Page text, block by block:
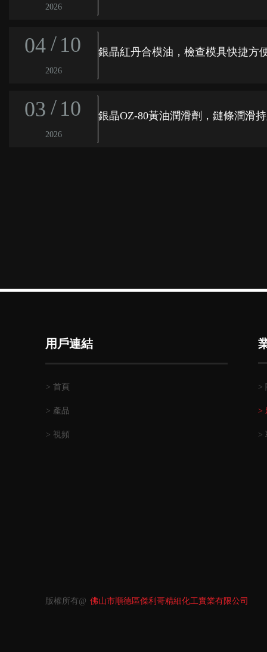
2026
10
2026
/
04 銀晶紅丹合模油，檢查模具快捷方
10
2026
/
03 銀晶OZ-80黃油潤滑劑，鏈條潤滑
用戶連結
> 首頁
> 產品
> 視頻
>
>
>
版權所有@ 佛山市順德區傑利哥精細化工實業有限公司